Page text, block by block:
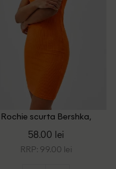
Rochie scurta Bershka,
58.00 lei
RRP: 99.00 lei